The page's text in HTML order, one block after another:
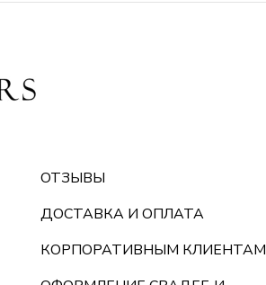
ОТЗЫВЫ
ДОСТАВКА И ОПЛАТА
КОРПОРАТИВНЫМ КЛИЕНТАМ